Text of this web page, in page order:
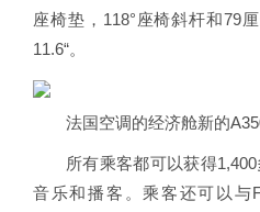
座椅垫，118°座椅斜杆和79
11.6“。
法国空调的经济舱新的
所有乘客都可以获得
音乐和播客。乘客还可以与